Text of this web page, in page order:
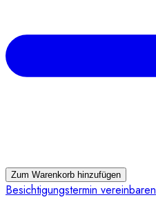
Zum Warenkorb hinzufügen
Besichtigungstermin vereinbaren